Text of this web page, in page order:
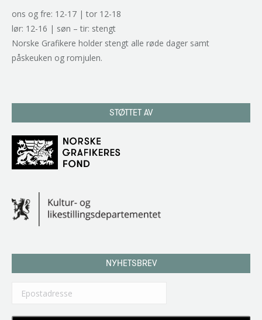
ons og fre: 12-17 | tor 12-18
lør: 12-16 | søn – tir: stengt
Norske Grafikere holder stengt alle røde dager samt
påskeuken og romjulen.
STØTTET AV
NYHETSBREV